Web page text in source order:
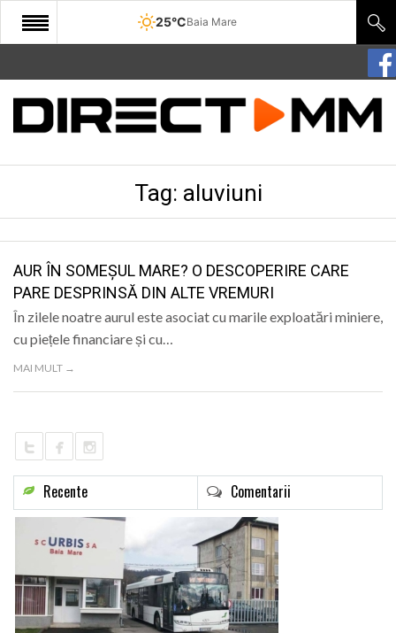
25°CBaia Mare
START
COMUNITATE
SANATATE
SPORT
SPECIAL
POLITIC
Tag: aluviuni
AUR ÎN SOMEȘUL MARE? O DESCOPERIRE CARE
PARE DESPRINSĂ DIN ALTE VREMURI
În zilele noatre aurul este asociat cu marile exploatări miniere,
cu piețele financiare și cu…
MAI MULT →
Recente Comentarii